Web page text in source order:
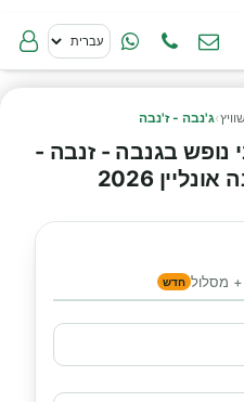
›ג'נבה - ז'נבה
נופש בגנבה - זנבה -
2026
+ מסלול חדש